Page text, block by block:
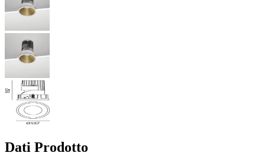
Dati Prodotto